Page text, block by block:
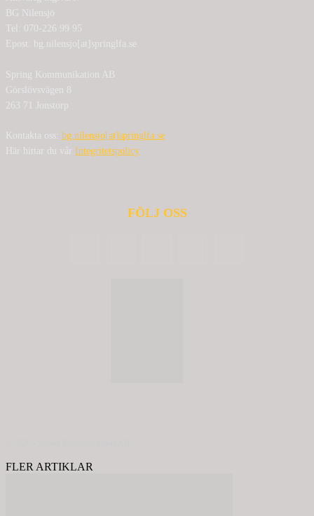
BG Nilensjö
Tel: 070-226 99 95
Epost: bg.nilensjo[at]springlfa.se
Spring Kommunikation AB
Görslövsvägen 8
263 71 Jonstorp
Kontakta oss: bg.nilensjo[at]springlfa.se
Här hittar du vår Integritetspolicy
FÖLJ OSS
FLER ARTIKLAR